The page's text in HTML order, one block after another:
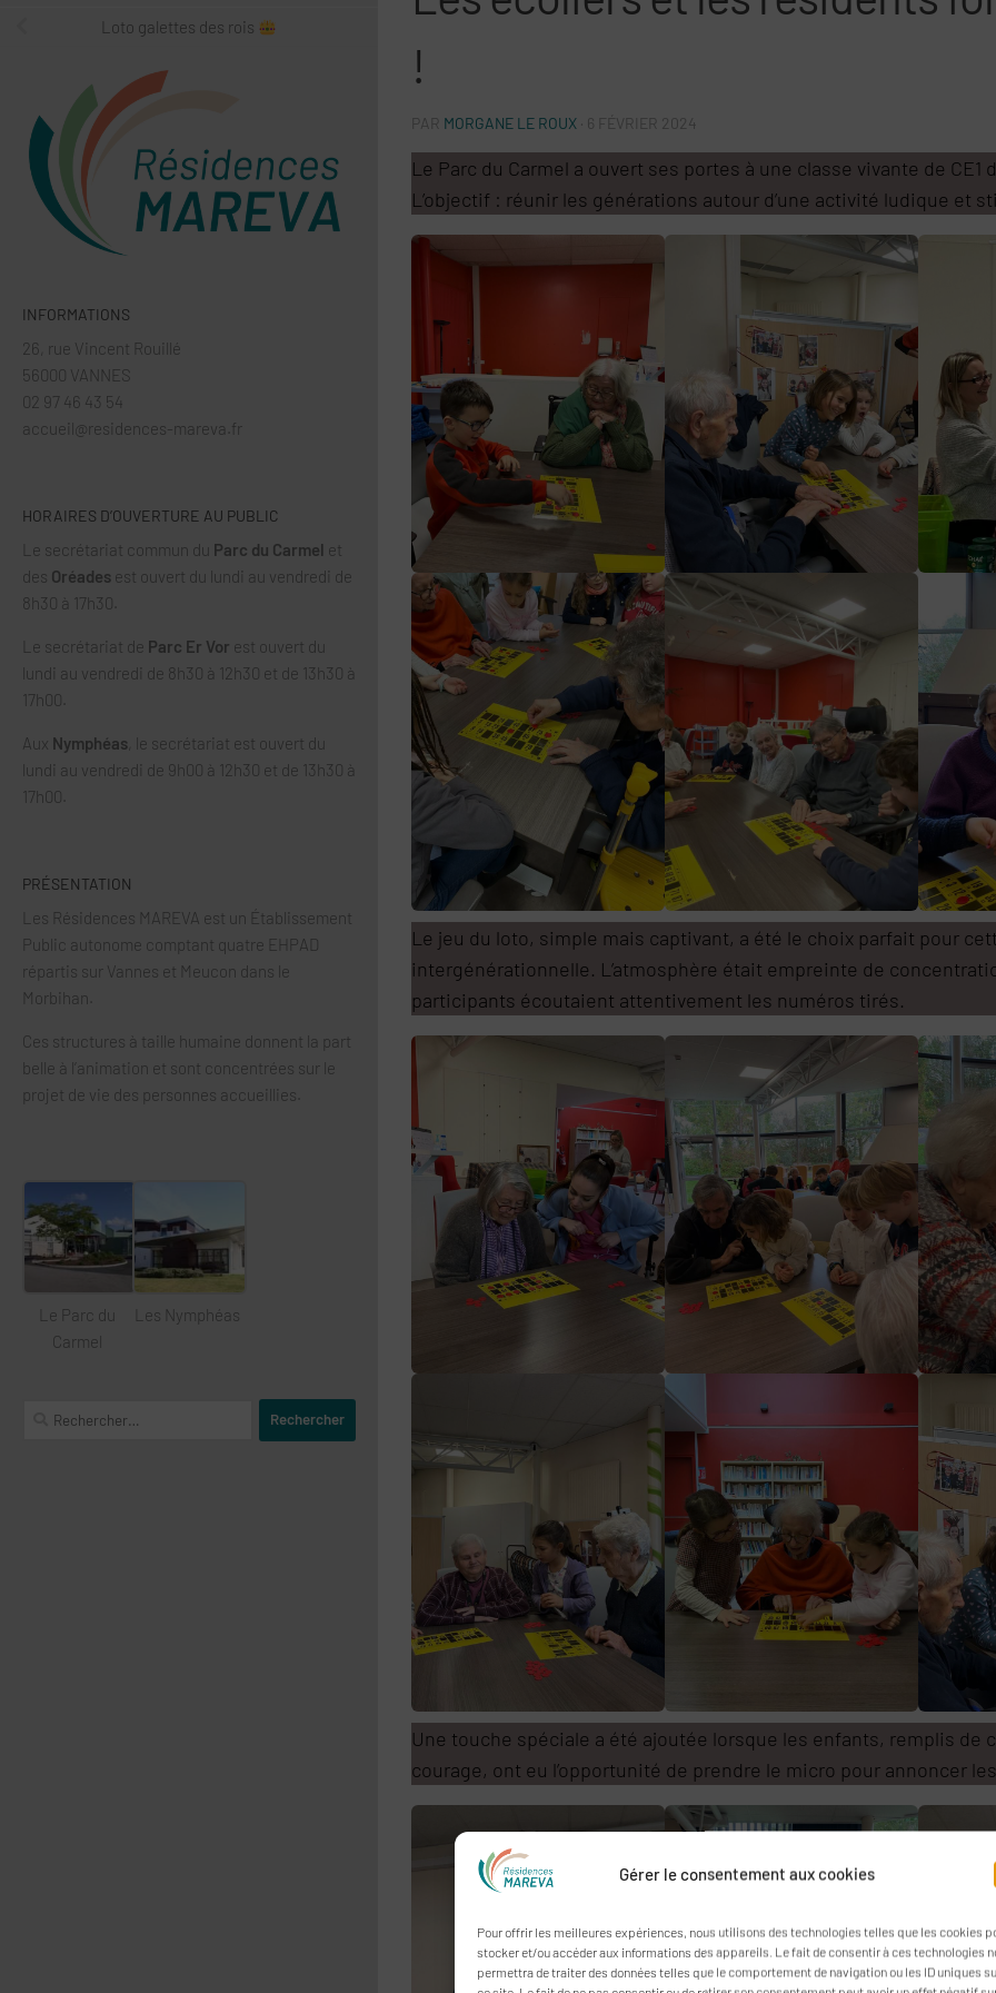
Gérer le consentement aux cookies
Pour offrir les meilleures expériences, nous utilisons des technologies telles que les cookies
stocker et/ou accéder aux informations des appareils. Le fait de consentir à ces technologies
permettra de traiter des données telles que le comportement de navigation ou les ID uniques
!
PAR MORGANE LE ROUX · 6 FÉVRIER 2024
Le Parc du Carmel a ouvert ses portes à une classe vivante de CE1
L’objectif : réunir les générations autour d’une activité ludique et
Le jeu du loto, simple mais captivant, a été le choix parfait pour
intergénérationnelle. L’atmosphère était empreinte de
participants écoutaient attentivement les numéros tirés.
Une touche spéciale a été ajoutée lorsque les enfants, remplis de
courage, ont eu l’opportunité de prendre le micro pour annoncer
Loto galettes des rois
INFORMATIONS
26, rue Vincent Rouillé
56000 VANNES
02 97 46 43 54
accueil@residences-mareva.fr
HORAIRES D’OUVERTURE AU PUBLIC
Le secrétariat commun du Parc du Carmel et
des Oréades est ouvert du lundi au vendredi de
8h30 à 17h30.
Le secrétariat de Parc Er Vor est ouvert du
lundi au vendredi de 8h30 à 12h30 et de 13h30 à
17h00.
Aux Nymphéas , le secrétariat est ouvert du
lundi au vendredi de 9h00 à 12h30 et de 13h30 à
17h00.
PRÉSENTATION
Les Résidences MAREVA est un Établissement
Public autonome comptant quatre EHPAD
répartis sur Vannes et Meucon dans le
Morbihan.
Ces structures à taille humaine donnent la part
belle à l’animation et sont concentrées sur le
projet de vie des personnes accueillies.
Le Parc du
Carmel
Les Nymphéas
Rechercher :